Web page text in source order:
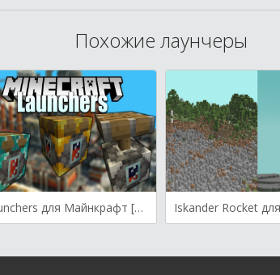
Похожие лаунчеры
Launchers для Майнкрафт [1.21.4, 1.21.3, 1.21]